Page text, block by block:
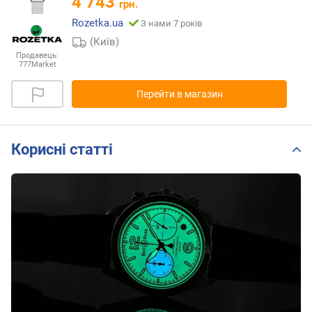
Продавець:
777Market
грн.
Rozetka.ua
З нами 7 років
(Київ)
Перейти в магазин
Корисні статті